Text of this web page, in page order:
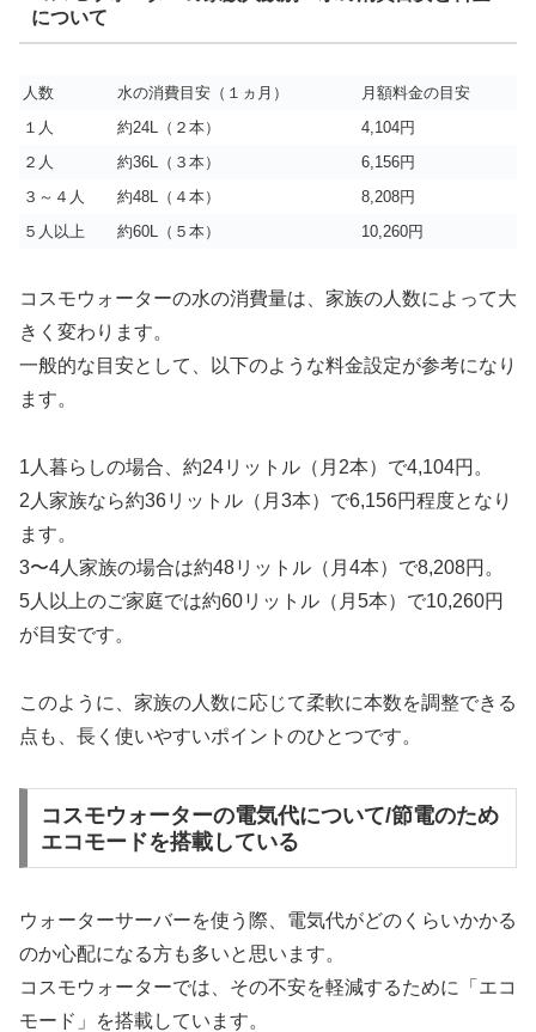
について
人数 水の消費目安（１ヵ月）
月額料金の目安
１人
約24L（２本）
4,104円
２人
約36L（３本）
6,156円
３～４人
約48L（４本）
8,208円
５人以上
約60L（５本） 10,260円
コスモウォーターの水の消費量は、家族の人数によって大
きく変わります。
一般的な目安として、以下のような料金設定が参考になり
ます。
1人暮らしの場合、約24リットル（月2本）で4,104円。
2人家族なら約36リットル（月3本）で6,156円程度となり
ます。
3〜4人家族の場合は約48リットル（月4本）で8,208円。
5人以上のご家庭では約60リットル（月5本）で10,260円
が目安です。
このように、家族の人数に応じて柔軟に本数を調整できる
点も、長く使いやすいポイントのひとつです。
コスモウォーターの電気代について/節電のため
エコモードを搭載している
ウォーターサーバーを使う際、電気代がどのくらいかかる
のか心配になる方も多いと思います。
コスモウォーターでは、その不安を軽減するために「エコ
モード」を搭載しています。